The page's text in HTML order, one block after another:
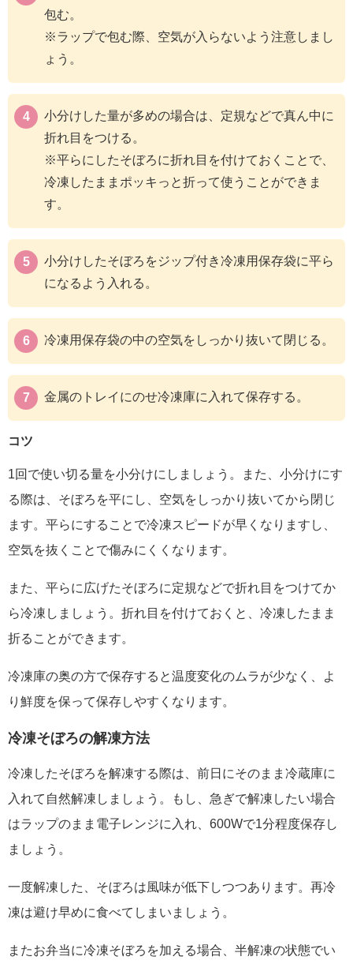
包む。
※ラップで包む際、空気が入らないよう注意しまし
ょう。
小分けした量が多めの場合は、定規などで真ん中に
折れ目をつける。
※平らにしたそぼろに折れ目を付けておくことで、
冷凍したままポッキっと折って使うことができま
す。
小分けしたそぼろをジップ付き冷凍用保存袋に平ら
になるよう入れる。
冷凍用保存袋の中の空気をしっかり抜いて閉じる。
金属のトレイにのせ冷凍庫に入れて保存する。
コツ
1回で使い切る量を小分けにしましょう。また、小分けにす
る際は、そぼろを平にし、空気をしっかり抜いてから閉じ
ます。平らにすることで冷凍スピードが早くなりますし、
空気を抜くことで傷みにくくなります。
また、平らに広げたそぼろに定規などで折れ目をつけてか
ら冷凍しましょう。折れ目を付けておくと、冷凍したまま
折ることができます。
冷凍庫の奥の方で保存すると温度変化のムラが少なく、よ
り鮮度を保って保存しやすくなります。
冷凍そぼろの解凍方法
冷凍したそぼろを解凍する際は、前日にそのまま冷蔵庫に
入れて自然解凍しましょう。もし、急ぎで解凍したい場合
はラップのまま電子レンジに入れ、600Wで1分程度保存し
ましょう。
一度解凍した、そぼろは風味が低下しつつあります。再冷
凍は避け早めに食べてしまいましょう。
またお弁当に冷凍そぼろを加える場合、半解凍の状態でい